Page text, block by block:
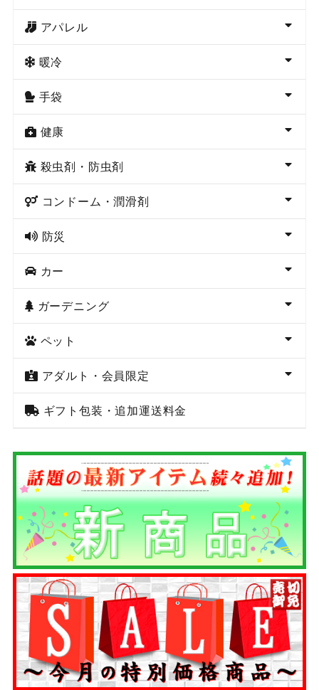
アパレル
暖冷
手袋
健康
殺虫剤・防虫剤
コンドーム・潤滑剤
防災
カー
ガーデニング
ペット
アダルト・会員限定
ギフト包装・追加運送料金